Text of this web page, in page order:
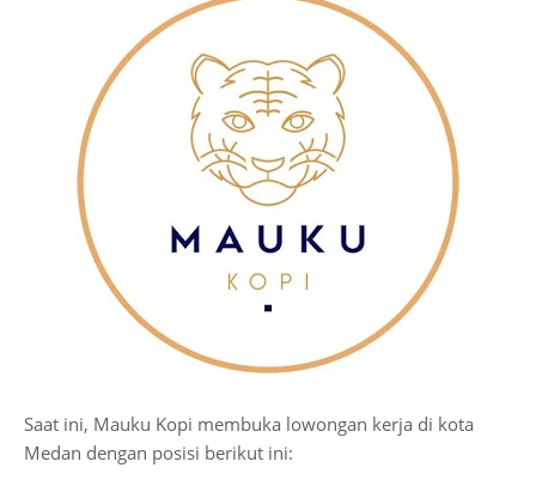
Saat ini, Mauku Kopi membuka lowongan kerja di kota
Medan dengan posisi berikut ini: